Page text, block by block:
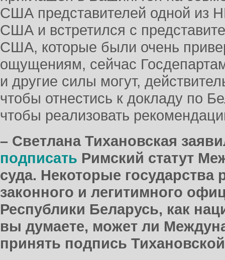
США представителей одной из
США и встретился с
США, которые были очень
ощущениям, сейчас
и другие силы могут,
чтобы отнестись к докладу по
чтобы реализовать
– Светлана Тихановская
подписать Римский статут
суда. Некоторые государства
законного и легитимного
Республики Беларусь, как
вы думаете, может ли
принять подпись